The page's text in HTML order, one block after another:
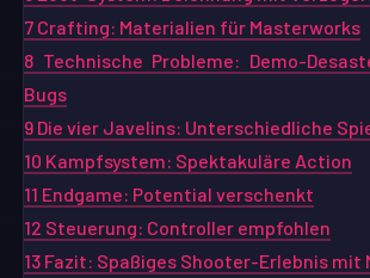
7 Crafting: Materialien für Masterworks
8 Technische Probleme: Demo-
Bugs
9 Die vier Javelins: Unterschiedliche
10 Kampfsystem: Spektakuläre Action
11 Endgame: Potential verschenkt
12 Steuerung: Controller empfohlen
13 Fazit: Spaßiges Shooter-Erlebnis mit